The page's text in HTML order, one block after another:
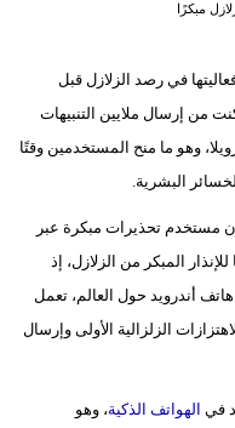
إسلامية
علوم
مدوَّنات
مبكرًا
في رصد الزلازل قبل
من إرسال ملايين التنبيهات
وهو ما منح المستخدمين وقتًا
البشرية.
الأخير، تلقى أكثر من 11.4 مليون مستخدم تحذيرات مبكرة عبر
المبكر من الزلازل، إذ
أندرويد حول العالم، تعمل
الزلزالية الأولى وإرسال
في الهواتف الذكية، وهو